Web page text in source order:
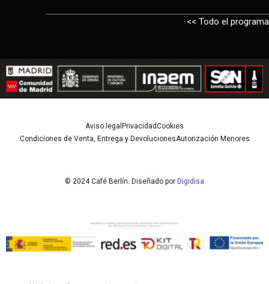
<< Todo el programa
© 2024 Café Berlín. Diseñado por Digidisa
Aviso legal PrivacidadCookies
Condiciones de Venta, Entrega y DevolucionesAutorización Menores